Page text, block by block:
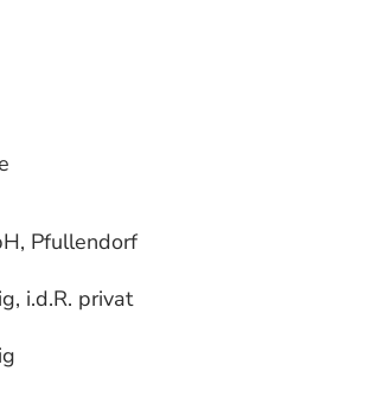
Pfullendorf
i.d.R. privat